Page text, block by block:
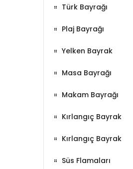
Türk Bayrağı
Plaj Bayrağı
Yelken Bayrak
Masa Bayrağı
Makam Bayrağı
Kırlangıç Bayrak
Kırlangıç Bayrak
Süs Flamaları